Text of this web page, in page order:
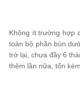
Không ít trường hợp
toàn bộ phần bùn
trở lại, chưa đầy 6
thêm lần nữa, tốn